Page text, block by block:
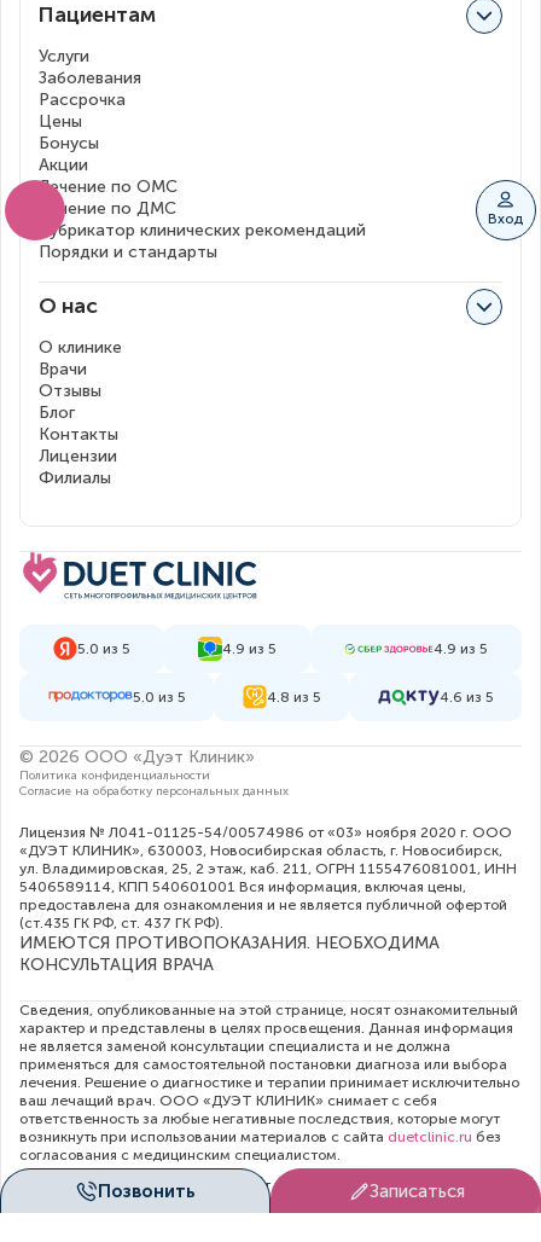
Вход
Позвонить Записаться
Пациентам
Услуги
Заболевания
Рассрочка
Цены
Бонусы
Акции
Лечение по ОМС
Лечение по ДМС
Рубрикатор клинических рекомендаций
Порядки и стандарты
О нас
О клинике
Врачи
Отзывы
Блог
Контакты
Лицензии
Филиалы
5.0 из 5 4.9 из 5 4.9 из 5
5.0 из 5 4.8 из 5 4.6 из 5
© 2026 ООО «Дуэт Клиник»
Политика конфиденциальности
Согласие на обработку персональных данных
Лицензия № Л041-01125-54/00574986 от «03» ноября 2020 г. ООО
«ДУЭТ КЛИНИК», 630003, Новосибирская область, г. Новосибирск,
ул. Владимировская, 25, 2 этаж, каб. 211, ОГРН 1155476081001, ИНН
5406589114, КПП 540601001 Вся информация, включая цены,
предоставлена для ознакомления и не является публичной офертой
(ст.435 ГК РФ, cт. 437 ГК РФ).
ИМЕЮТСЯ ПРОТИВОПОКАЗАНИЯ. НЕОБХОДИМА
КОНСУЛЬТАЦИЯ ВРАЧА
Сведения, опубликованные на этой странице, носят ознакомительный
характер и представлены в целях просвещения. Данная информация
не является заменой консультации специалиста и не должна
применяться для самостоятельной постановки диагноза или выбора
лечения. Решение о диагностике и терапии принимает исключительно
ваш лечащий врач. ООО «ДУЭТ КЛИНИК» снимает с себя
ответственность за любые негативные последствия, которые могут
возникнуть при использовании материалов с сайта duetclinic.ru без
согласования с медицинским специалистом.
Администрация клиники прилагает все усилия для своевременного
обновления цен в опубликованном на сайте прейскуранте. Тем не